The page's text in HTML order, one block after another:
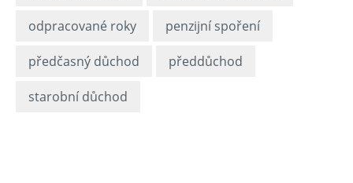
odpracované roky penzijní spoření
předčasný důchod předdůchod
starobní důchod